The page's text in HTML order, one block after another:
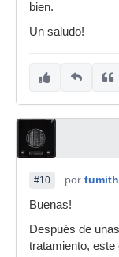
bien.
Un saludo!
#10 por
Buenas!
Después de
tratamiento, este